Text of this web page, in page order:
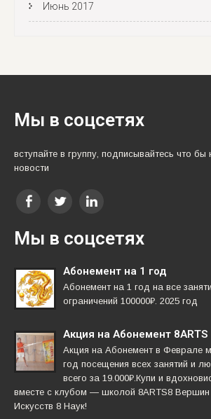
Июнь 2017
Мы в соцсетях
вступайте в группу, подписывайтесь что бы
новости
Мы в соцсетях
Абонемент на 1 год
Абонемент на 1 год на все
ограничений 100000₽. 2025 год
Акция на Абонемент 8ARTS
Акция на Абонемент в Феврале
год посещения всех занятий и
всего за 19.000₽.Купи и
вместе с клубом — школой 8ARTS8
Искусств 8 Наук!